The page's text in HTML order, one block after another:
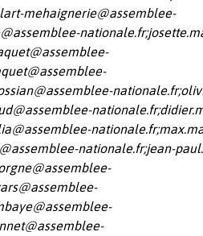
mehaignerie@assemblee-
nationale.fr;
nationale.fr;
nationale.fr;
nationale.fr;
nationale.fr;jean-